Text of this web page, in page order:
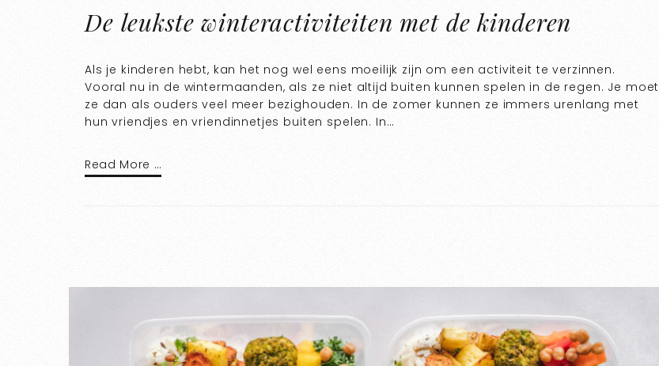
De leukste winteractiviteiten met de kinderen
Als je kinderen hebt, kan het nog wel eens moeilijk zijn om een activiteit te verzinnen.
Vooral nu in de wintermaanden, als ze niet altijd buiten kunnen spelen in de regen. Je moet
ze dan als ouders veel meer bezighouden. In de zomer kunnen ze immers urenlang met
hun vriendjes en vriendinnetjes buiten spelen. In…
Read More …